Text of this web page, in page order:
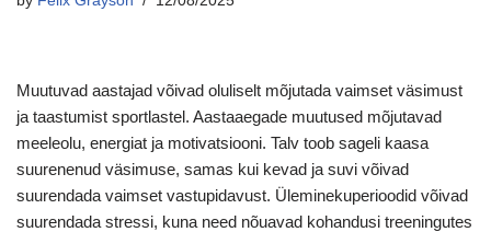
Muutuvad aastajad võivad oluliselt mõjutada vaimset väsimust
ja taastumist sportlastel. Aastaaegade muutused mõjutavad
meeleolu, energiat ja motivatsiooni. Talv toob sageli kaasa
suurenenud väsimuse, samas kui kevad ja suvi võivad
suurendada vaimset vastupidavust. Üleminekuperioodid võivad
suurendada stressi, kuna need nõuavad kohandusi treeningutes